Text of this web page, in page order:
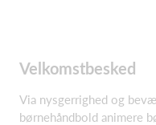
Velkomstbesked
Via nysgerrighed og
børnehåndbold animere